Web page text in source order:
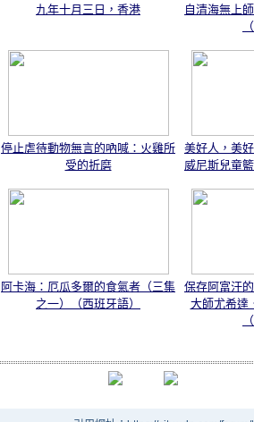
九年十月三日，香港
自清海無上
停止虐待動物無言的吶喊：火雞所
受的折磨
美好人，美
威尼斯兒童
阿卡海：厄瓜多爾的食氣者（三集
之一）（西班牙語）
保存阿富汗
大師尤希達